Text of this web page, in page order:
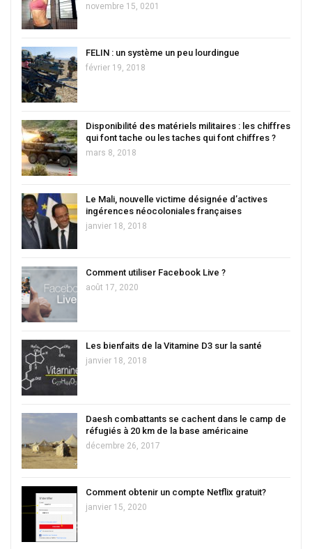
novembre 15, 0201
FELIN : un système un peu lourdingue
février 19, 2018
Disponibilité des matériels militaires : les chiffres
qui font tache ou les taches qui font chiffres ?
mars 8, 2018
Le Mali, nouvelle victime désignée d’actives
ingérences néocoloniales françaises
janvier 18, 2018
Comment utiliser Facebook Live ?
août 17, 2020
Les bienfaits de la Vitamine D3 sur la santé
janvier 18, 2018
Daesh combattants se cachent dans le camp de
réfugiés à 20 km de la base américaine
décembre 26, 2017
Comment obtenir un compte Netflix gratuit?
janvier 15, 2020